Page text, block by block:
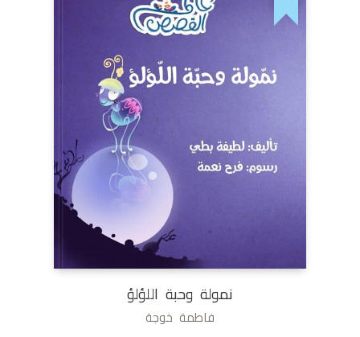
نمولة وحبة اللؤلؤ
فاطمة خوجة